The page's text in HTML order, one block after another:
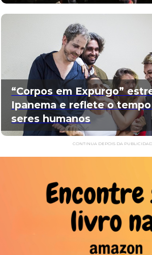
“Corpos em Expurgo”
Ipanema e reflete o
seres humanos
CONTINUA DEPOIS DA